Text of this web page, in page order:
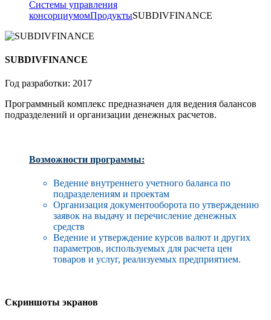
Системы управления
консорциумомПродуктыSUBDIVFINANCE
SUBDIVFINANCE
Год разработки: 2017
Программный комплекс предназначен для ведения балансов
подразделений и организации денежных расчетов.
Возможности программы:
Ведение внутреннего учетного баланса по
подразделениям и проектам
Организация документооборота по утверждению
заявок на выдачу и перечисление денежных
средств
Ведение и утверждение курсов валют и других
параметров, используемых для расчета цен
товаров и услуг, реализуемых предприятием.
Скриншоты экранов